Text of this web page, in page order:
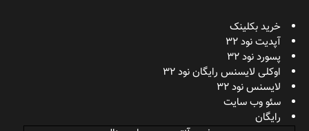
خرید بکلینک
آپدیت نود 32
پسورد نود 32
اوکلی لایسنس رایگان نود 32
لایسنس نود 32
سئو وب سایت
رایگان